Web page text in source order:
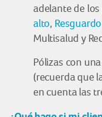
adelante de los
alto, Resguardo
Multisalud y
Pólizas con
(recuerda que
en cuenta las